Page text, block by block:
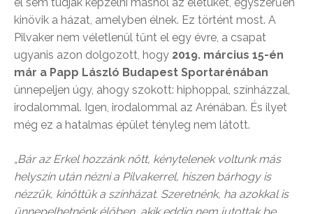
kinövik a házat, amelyben élnek. Ez történt most. A
Pilvaker nem véletlenül tűnt el egy évre, a csapat
ugyanis azon dolgozott, hogy 2019. március 15-én
már a Papp László Budapest Sportarénában
ünnepeljen úgy, ahogy szokott: hiphoppal, színházzal,
irodalommal. Igen, irodalommal az Arénában. És ilyet
még ez a hatalmas épület tényleg nem látott.
„Bár az Erkel hozzánk nőtt, kénytelenek voltunk más
helyszín után nézni a Pilvakerrel, hiszen bárhogy is
nézzük, kinőttük a színházat. Szeretnénk, ha azokkal is
ünnepelhetnénk élőben, akik eddig nem jutottak be.